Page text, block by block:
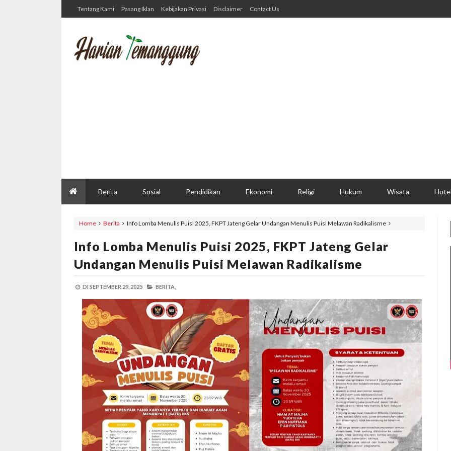
Tentang Kami Pasang Iklan Kebijakan Privasi Disclaimer Contact Us
Berita Sosial Pendidikan Ekonomi Religi Hukum Wisata Hotel
Home Berita Info Lomba Menulis Puisi 2025, FKPT Jateng Gelar Undangan Menulis Puisi Melawan Radikalisme
Info Lomba Menulis Puisi 2025, FKPT Jateng Gelar
Undangan Menulis Puisi Melawan Radikalisme
DI SEPTEMBER 29, 2025 BERITA,